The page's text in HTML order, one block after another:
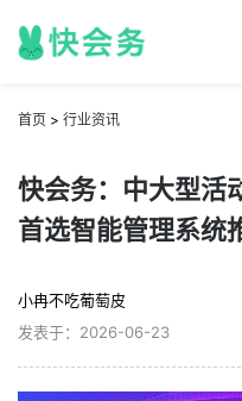
首页 > 行业资讯
快会务：中大型活
首选智能管理系统
小冉不吃葡萄皮
发表于：2026-06-23